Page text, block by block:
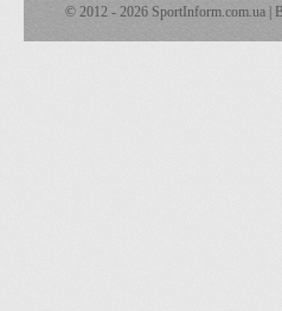
© 2012 - 2026 SportInform.com.ua |